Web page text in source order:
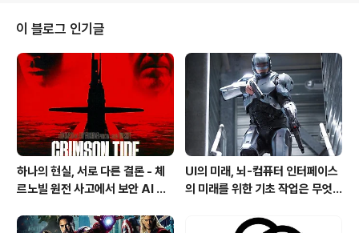
이 블로그 인기글
하나의 현실, 서로 다른 결론 - 체
르노빌 원전 사고에서 보안 AI 사
이몽
UI의 미래, 뇌-컴퓨터 인터페이스
의 미래를 위한 기초 작업은 무엇